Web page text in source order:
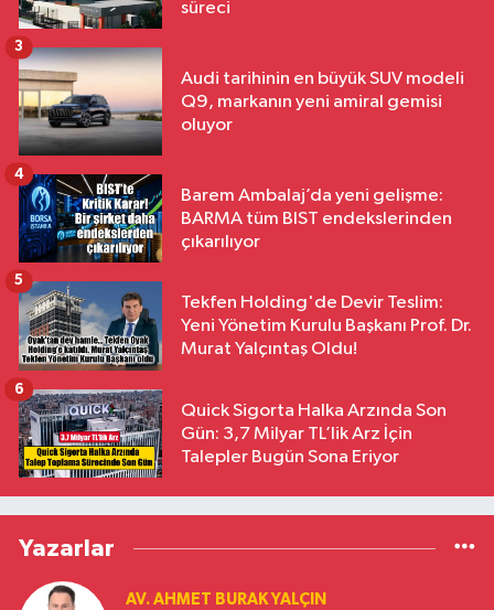
süreci
Audi tarihinin en büyük SUV modeli
Q9, markanın yeni amiral gemisi
oluyor
3
Barem Ambalaj’da yeni gelişme:
BARMA tüm BIST endekslerinden
çıkarılıyor
4
Tekfen Holding'de Devir Teslim:
Yeni Yönetim Kurulu Başkanı Prof. Dr.
Murat Yalçıntaş Oldu!
5
Quick Sigorta Halka Arzında Son
Gün: 3,7 Milyar TL’lik Arz İçin
Talepler Bugün Sona Eriyor
6
Yazarlar
AV. AHMET BURAK YALÇIN